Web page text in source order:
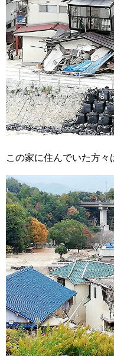
この家に住んでいた方